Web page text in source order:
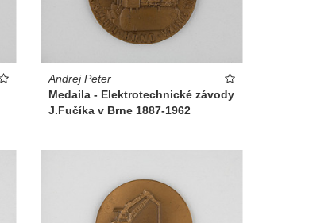
Andrej Peter
Medaila - Elektrotechnické závody
J.Fučíka v Brne 1887-1962